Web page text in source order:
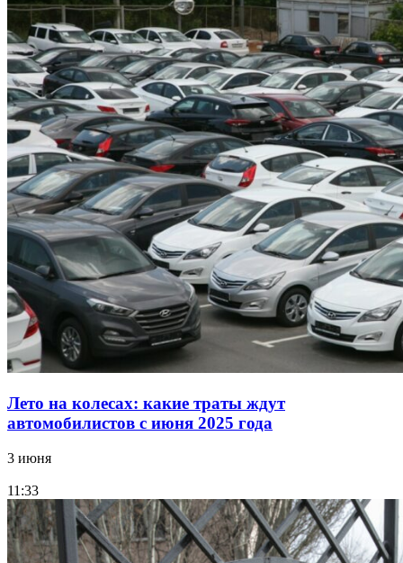
Лето на колесах: какие траты ждут
автомобилистов с июня 2025 года
3 июня
11:33